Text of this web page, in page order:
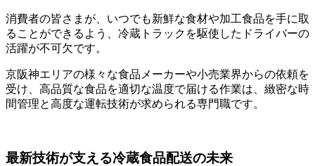
消費者の皆さまが、いつでも新鮮な食材や加工食品を手に取
ることができるよう、冷蔵トラックを駆使したドライバーの
活躍が不可欠です。
京阪神エリアの様々な食品メーカーや小売業界からの依頼を
受け、高品質な食品を適切な温度で届ける作業は、緻密な時
間管理と高度な運転技術が求められる専門職です。
最新技術が支える冷蔵食品配送の未来